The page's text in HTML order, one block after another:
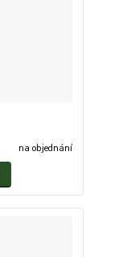
na objednání